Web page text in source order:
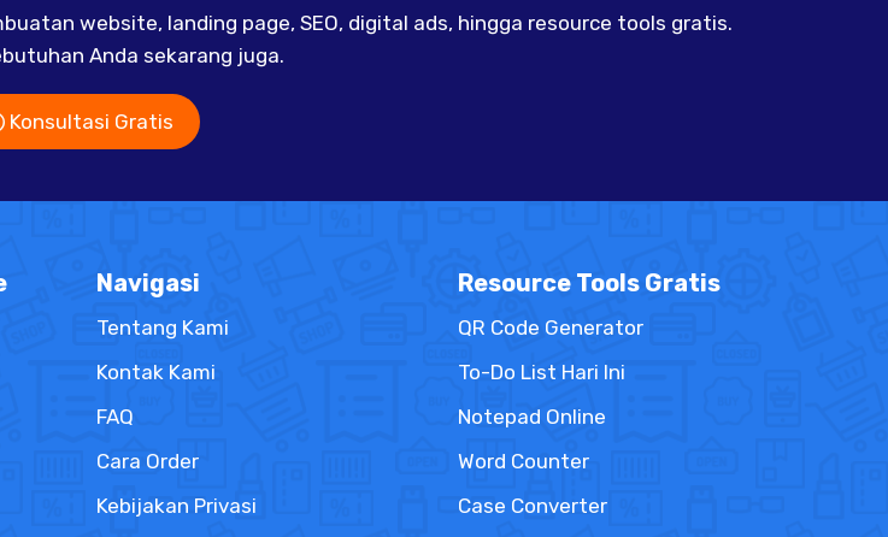
website, landing page, SEO, digital ads, hingga resource tools gratis.
Anda sekarang juga.
Konsultasi Gratis
Navigasi
Tentang Kami
Kontak Kami
FAQ
Cara Order
Kebijakan Privasi
Resource Tools Gratis
QR Code Generator
To-Do List Hari Ini
Notepad Online
Word Counter
Case Converter